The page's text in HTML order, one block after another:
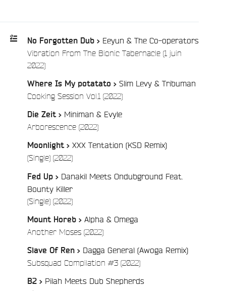
Playlist
No Forgotten Dub > Eeyun & The Co-operators
Vibration From The Bionic Tabernacle (1 juin
2022)/
Where Is My potatato > Slim Levy & Tribuman
Cooking Session Vol.1 (2022)/
Die Zeit > Miniman & Evyle
Arborescence (2022)/
Moonlight > XXX Tentation (KSD Remix)
(Single) (2022)/
Fed Up > Danakil Meets Ondubground Feat.
Bounty Killer
(Single) (2022)/
Mount Horeb > Alpha & Omega
Another Moses (2022)/
Slave Of Ren > Dagga General (Awoga Remix)
Subsquad Compilation #3 (2022)/
B2 > Pilah Meets Dub Shepherds